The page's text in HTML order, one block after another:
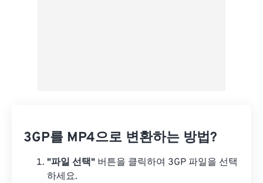
3GP를 MP4으로 변환하는 방법?
"파일 선택" 버튼을 클릭하여 3GP 파일을 선택
하세요.